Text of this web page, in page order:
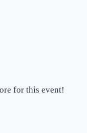
for this event!